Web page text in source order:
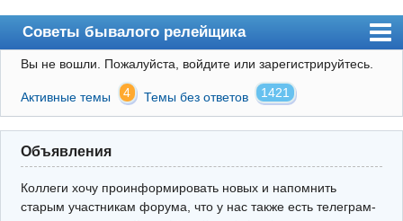
Советы бывалого релейщика
Форум
Правила
Поиск
Регистрация
Вы не вошли. Пожалуйста, войдите или зарегистрируйтесь.
Активные темы 4 Темы без ответов 1421
Объявления
Коллеги хочу проинформировать новых и напомнить
старым участникам форума, что у нас также есть телеграм-